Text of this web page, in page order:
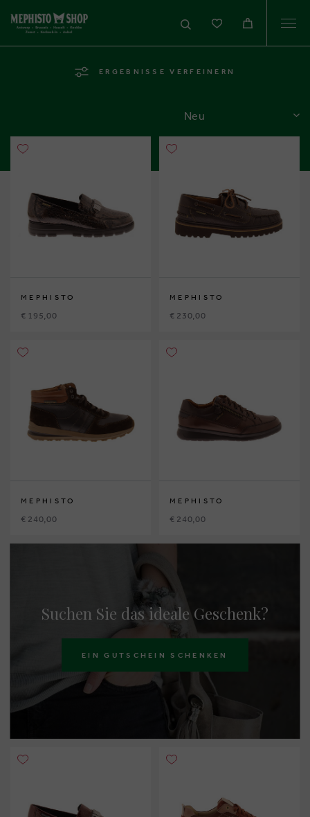
ERGEBNISSE VERFEINERN
SORTIEREN
MEPHISTO
€ 195,00
MEPHISTO
€ 230,00
MEPHISTO
€ 240,00
MEPHISTO
€ 240,00
Suchen Sie das ideale Geschenk?
EIN GUTSCHEIN SCHENKEN